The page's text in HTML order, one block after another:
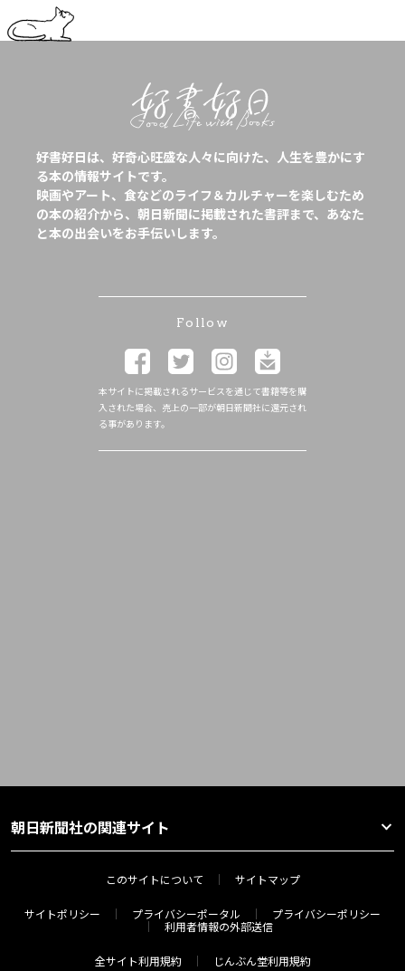
好書好日は、好奇心旺盛な人々に向けた、人生を豊かにす
る本の情報サイトです。
映画やアート、食などのライフ＆カルチャーを楽しむため
の本の紹介から、朝日新聞に掲載された書評まで、あなた
と本の出会いをお手伝いします。
Follow
本サイトに掲載されるサービスを通じて書籍等を購
入された場合、売上の一部が朝日新聞社に還元され
る事があります。
朝日新聞社の関連サイト
このサイトについて サイトマップ
サイトポリシー プライバシーポータル
プライバシーポリシー
利用者情報の外部送信
全サイト利用規約 じんぶん堂利用規約